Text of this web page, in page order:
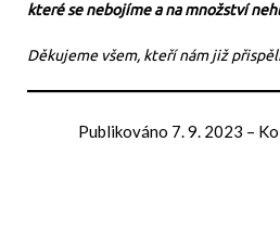
které se nebojíme a na množství
Děkujeme všem, kteří nám již
Publikováno 7. 9. 2023 –